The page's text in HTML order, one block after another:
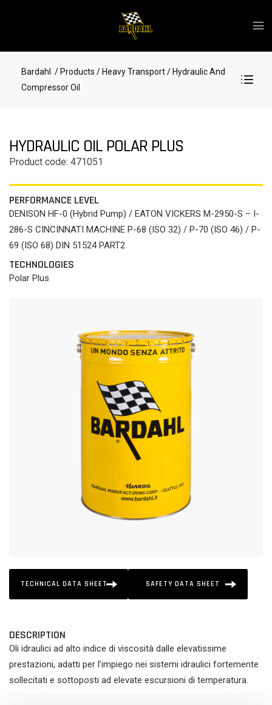
Bardahl / Products / Heavy Transport/ Hydraulic And
Compressor Oil
HYDRAULIC OIL POLAR PLUS
Product code: 471051
PERFORMANCE LEVEL
DENISON HF-0 (Hybrid Pump) / EATON VICKERS M-2950-S – I-
286-S CINCINNATI MACHINE P-68 (ISO 32) / P-70 (ISO 46) / P-
69 (ISO 68) DIN 51524 PART2
TECHNOLOGIES
Polar Plus
TECHNICAL DATA SHEET SAFETY DATA SHEET
DESCRIPTION
Oli idraulici ad alto indice di viscosità dalle elevatissime
prestazioni, adatti per l’impiego nei sistemi idraulici fortemente
sollecitati e sottoposti ad elevate escursioni di temperatura.